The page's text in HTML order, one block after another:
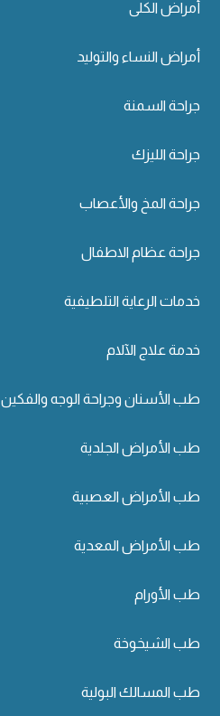
أمراض الكلى
أمراض النساء والتوليد
جراحة السمنة
جراحة الليزك
جراحة المخ والأعصاب
جراحة عظام الاطفال
خدمات الرعاية التلطيفية
خدمة علاج الآلام
طب الأسنان وجراحة الوجه والفكين
طب الأمراض الجلدية
طب الأمراض العصبية
طب الأمراض المعدية
طب الأورام
طب الشيخوخة
طب المسالك البولية